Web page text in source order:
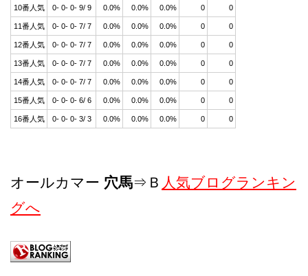
10番人気 0- 0- 0- 9/ 9 0.0% 0.0% 0.0% 0 0
11番人気 0- 0- 0- 7/ 7 0.0% 0.0% 0.0% 0 0
12番人気 0- 0- 0- 7/ 7 0.0% 0.0% 0.0% 0 0
13番人気 0- 0- 0- 7/ 7 0.0% 0.0% 0.0% 0 0
14番人気 0- 0- 0- 7/ 7 0.0% 0.0% 0.0% 0 0
15番人気 0- 0- 0- 6/ 6 0.0% 0.0% 0.0% 0 0
16番人気 0- 0- 0- 3/ 3 0.0% 0.0% 0.0% 0 0
オールカマー 穴馬⇒Ｂ 人気ブログランキン
グへ